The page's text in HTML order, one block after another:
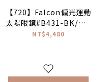
【720】Falcon偏光運動
太陽眼鏡#B431-BK/GY-
PCPL#台灣製♦(消光黑|
NT$4,480